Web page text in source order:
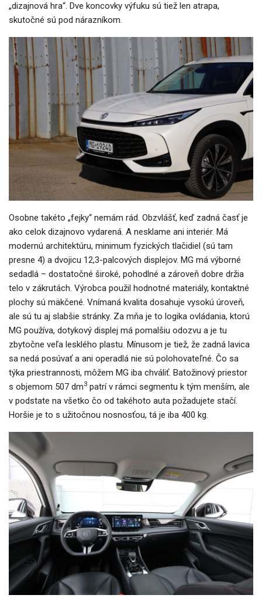
„dizajnová hra“. Dve koncovky výfuku sú tiež len atrapa,
skutočné sú pod nárazníkom.
Osobne takéto „fejky“ nemám rád. Obzvlášť, keď zadná časť je
ako celok dizajnovo vydarená. A nesklame ani interiér. Má
modernú architektúru, minimum fyzických tlačidiel (sú tam
presne 4) a dvojicu 12,3-palcových displejov. MG má výborné
sedadlá – dostatočné široké, pohodlné a zároveň dobre držia
telo v zákrutách. Výrobca použil hodnotné materiály, kontaktné
plochy sú mäkčené. Vnímaná kvalita dosahuje vysokú úroveň,
ale sú tu aj slabšie stránky. Za mňa je to logika ovládania, ktorú
MG používa, dotykový displej má pomalšiu odozvu a je tu
zbytočne veľa lesklého plastu. Mínusom je tiež, že zadná lavica
sa nedá posúvať a ani operadlá nie sú polohovateľné. Čo sa
týka priestrannosti, môžem MG iba chváliť. Batožinový priestor
s objemom 507 dm3 patrí v rámci segmentu k tým menším, ale
v podstate na všetko čo od takéhoto auta požadujete stačí.
Horšie je to s užitočnou nosnosťou, tá je iba 400 kg.